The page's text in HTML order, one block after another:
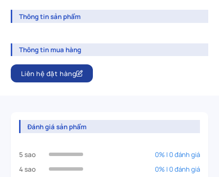
Thông tin sản phẩm
Thông tin mua hàng
Liên hệ đặt hàng
Đánh giá sản phẩm
5 sao
0% | 0 đánh giá
4 sao
0% | 0 đánh giá